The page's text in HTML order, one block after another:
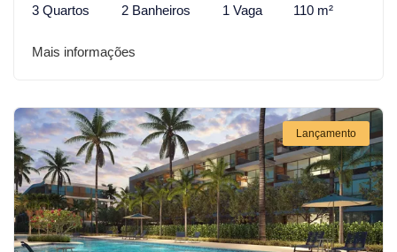
3 Quartos 2 Banheiros 1 Vaga 110 m²
Mais informações
Lançamento